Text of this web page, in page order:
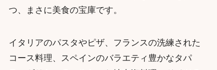
つ、まさに美食の宝庫です。
イタリアのパスタやピザ、フランスの洗練された
コース料理、スペインのバラエティ豊かなタパ